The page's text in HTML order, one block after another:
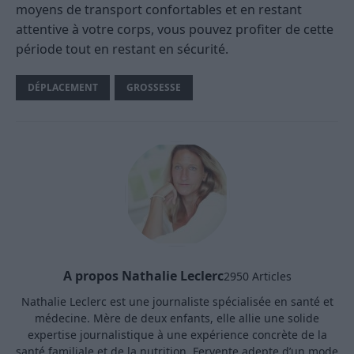
moyens de transport confortables et en restant
attentive à votre corps, vous pouvez profiter de cette
période tout en restant en sécurité.
DÉPLACEMENT GROSSESSE
A propos Nathalie Leclerc2950 Articles
Nathalie Leclerc est une journaliste spécialisée en santé et
médecine. Mère de deux enfants, elle allie une solide
expertise journalistique à une expérience concrète de la